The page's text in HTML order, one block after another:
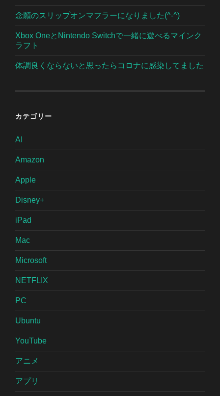
念願のスリップオンマフラーになりました(^-^)
Xbox OneとNintendo Switchで一緒に遊べるマインク
ラフト
体調良くならないと思ったらコロナに感染してました
カテゴリー
AI
Amazon
Apple
Disney+
iPad
Mac
Microsoft
NETFLIX
PC
Ubuntu
YouTube
アニメ
アプリ